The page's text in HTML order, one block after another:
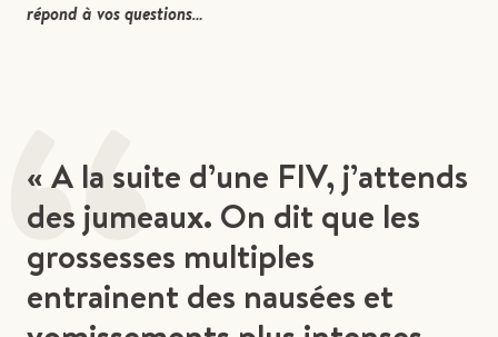
répond à vos questions…
“
« A la suite d’une FIV, j’attends
des jumeaux. On dit que les
grossesses multiples
entrainent des nausées et